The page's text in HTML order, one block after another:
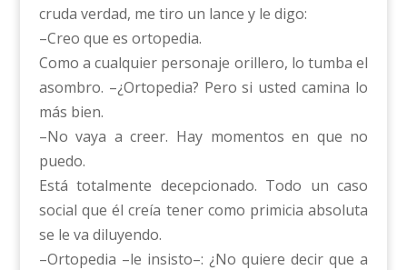
cruda verdad, me tiro un lance y le digo:
–Creo que es ortopedia.
Como a cualquier personaje orillero, lo tumba el
asombro. –¿Ortopedia? Pero si usted camina lo
más bien.
–No vaya a creer. Hay momentos en que no
puedo.
Está totalmente decepcionado. Todo un caso
social que él creía tener como primicia absoluta
se le va diluyendo.
–Ortopedia –le insisto–: ¿No quiere decir que a